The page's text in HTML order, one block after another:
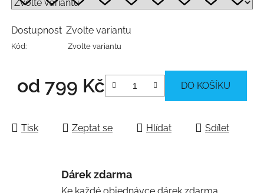
Dostupnost Zvolte variantu
Kód: Zvolte variantu
od 799 Kč DO KOŠÍKU
Tisk Zeptat se Hlídat Sdílet
Dárek zdarma